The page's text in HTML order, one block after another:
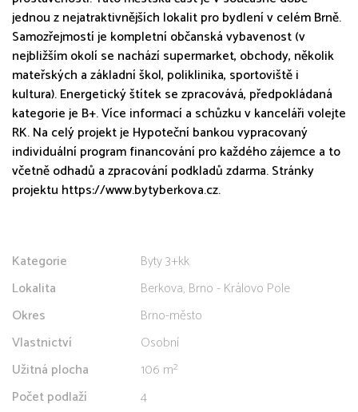
jednou z nejatraktivnějších lokalit pro bydlení v celém Brně.
Samozřejmostí je kompletní občanská vybavenost (v
nejbližším okolí se nachází supermarket, obchody, několik
mateřských a základní škol, poliklinika, sportoviště i
kultura). Energetický štítek se zpracovává, předpokládaná
kategorie je B+. Více informací a schůzku v kanceláři volejte
RK. Na celý projekt je Hypoteční bankou vypracovaný
individuální program financování pro každého zájemce a to
včetně odhadů a zpracování podkladů zdarma. Stránky
projektu https://www.bytyberkova.cz.
Kategorie
Byty 3+kk
Lokalita
Berkova, Brno - Královo Pole
Okres
Brno-město
Vlastnictví
Osobní
Užitná plocha
106 m²
Počet podlaží
4